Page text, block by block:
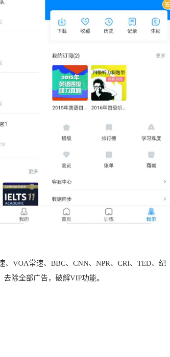
VOA常速、BBC、CNN、NPR、CRI、TED、纪
除全部广告，破解VIP功能。